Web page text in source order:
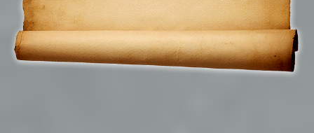
fotoreading, zielsliefde, tweelingzielen,
toekomst voorspelling, relatie herstel,
gidscontact.